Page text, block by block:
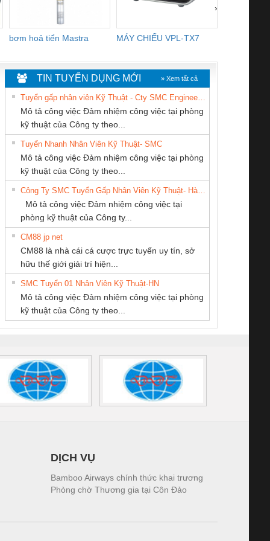
bơm hoả tiển Mastra MÁY CHIẾU VPL-TX7
›
An Toàn
Contact
– PSR-
SCP-
FSP/2X1/1X2
sát chuỗi
tấm pin
16I+
(2502520000)
Bộ giám sát chuỗi
tấm pin
TRANSCLINIC 16I+
1K5 L (2433950000)
Bộ giám sát dòng
TRANSCLINIC 16I+
(2008130000)
Bộ chỉnh lưu nguồn
điện TRANSCLINIC
BKE 1K5.4
(7791400879)2. Giá
Nẹp nhôm chống
trơn Đà Nẵng
TNHH TM QC
Miền
CÔNG TY TNHH
THIẾT BỊ CÔNG
NGHIỆP NIHON
SETSUBI VIỆT
NAM
CÔNG TY CỔ
CÁP ĐIỆN
THƯỢNG ĐÌNH
TY TNHH
DOANH
VỤ XNK
NAM
THƯƠNG MẠI
THIÊN ÂN VIỆT
NAM
PHẦN TỰ ĐỘNG
TIN TUYỂN DỤNG MỚI » Xem tất cả
Mô tả công việc Đảm nhiệm công việc tại phòng
kỹ thuật của Công ty theo...
Tuyển Nhanh Nhân Viên Kỹ Thuật- SMC
Mô tả công việc Đảm nhiệm công việc tại phòng
kỹ thuật của Công ty theo...
Mô tả công việc Đảm nhiệm công việc tại
phòng kỹ thuật của Công ty...
CM88 jp net
CM88 là nhà cái cá cược trực tuyến uy tín, sở
hữu thế giới giải trí hiện...
SMC Tuyển 01 Nhân Viên Kỹ Thuật-HN
Mô tả công việc Đảm nhiệm công việc tại phòng
kỹ thuật của Công ty theo...
DỊCH VỤ
Bamboo Airways chính thức khai trương
Phòng chờ Thương gia tại Côn Đảo